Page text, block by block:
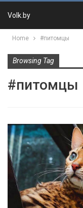
Volk.by
Home #питомцы
Browsing Tag
#питомцы